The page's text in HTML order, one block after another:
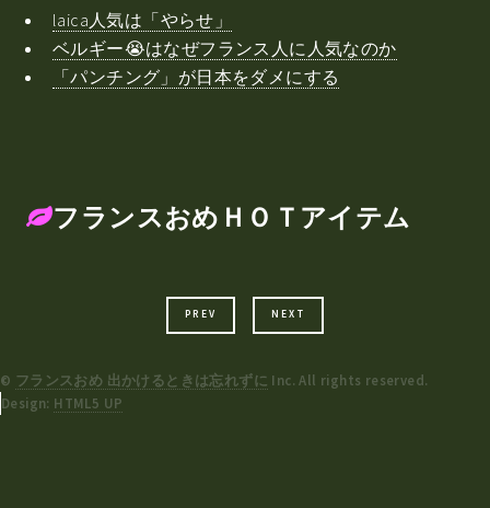
laica人気は「やらせ」
ベルギー😭はなぜフランス人に人気なのか
「パンチング」が日本をダメにする
フランスおめＨＯＴアイテム
PREV NEXT
© フランスおめ 出かけるときは忘れずに Inc. All rights reserved.
Design: HTML5 UP